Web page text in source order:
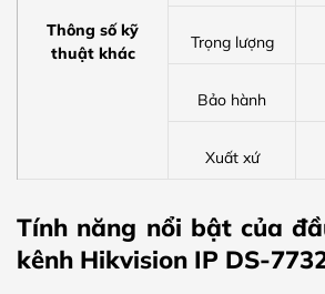
Thông số kỹ
thuật khác
Trọng lượng
Bảo hành
Xuất xứ
Tính năng nổi bật của
kênh Hikvision IP DS-